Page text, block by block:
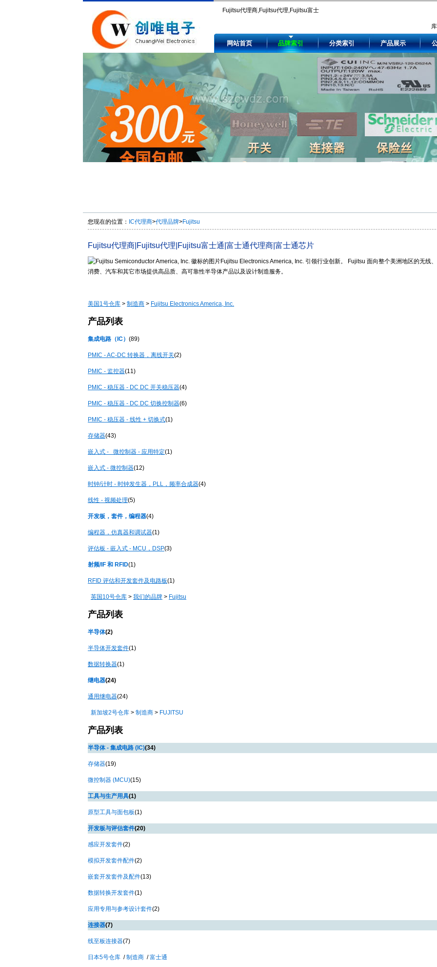
Fujitsu代理商,Fujitsu代理,Fujitsu富士
网站首页 品牌索引 分类索引 产品展示
您现在的位置： IC代理商>代理品牌>Fujitsu
Fujitsu代理商|Fujitsu代理|Fujitsu富士通|富士通代理商|富士通芯片
Fujitsu Electronics America, Inc. 引领行业创新。 Fujitsu 面向整个美洲地区的无线、
消费、汽车和其它市场提供高品质、高可靠性半导体产品以及设计制造服务。
美国 1号仓库 > 制造商 > Fujitsu Electronics America, Inc.
产品列表
集成电路（IC） (89)
PMIC - AC-DC 转换器，离线开关(2)
PMIC - 监控器(11)
PMIC - 稳压器 - DC DC 开关稳压器(4)
PMIC - 稳压器 - DC DC 切换控制器(6)
PMIC - 稳压器 - 线性 + 切换式(1)
存储器(43)
嵌入式 - 微控制器 - 应用特定(1)
嵌入式 - 微控制器(12)
时钟/计时 - 时钟发生器，PLL，频率合成器(4)
线性 - 视频处理(5)
开发板，套件，编程器(4)
编程器，仿真器和调试器(1)
评估板 - 嵌入式 - MCU，DSP(3)
射频/IF 和 RFID(1)
RFID 评估和开发套件及电路板(1)
英国10号仓库 > 我们的品牌 > Fujitsu
产品列表
半导体(2)
半导体开发套件(1)
数据转换器(1)
继电器(24)
通用继电器(24)
新加坡2号仓库 > 制造商 > FUJITSU
产品列表
半导体- 集成电路 (IC)(34)
存储器(19)
微控制器 (MCU)(15)
工具与生产用具(1)
原型工具与面包板(1)
开发板与评估套件(20)
感应开发套件(2)
模拟开发套件配件(2)
嵌套开发套件及配件(13)
数据转换开发套件(1)
应用专用与参考设计套件(2)
连接器(7)
线至板连接器(7)
日本5号仓库 /制造商 /富士通